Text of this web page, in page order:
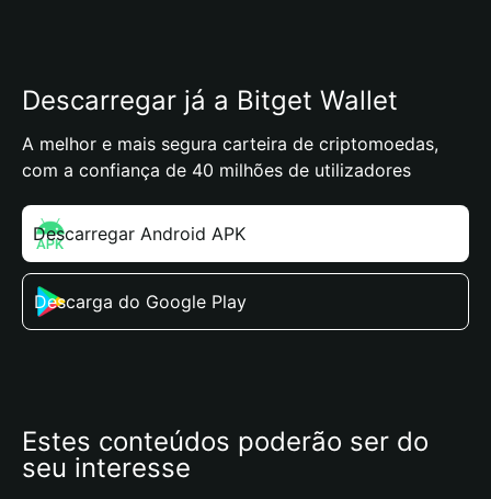
Descarregar já a Bitget Wallet
A melhor e mais segura carteira de criptomoedas,
com a confiança de 40 milhões de utilizadores
Descarregar Android APK
Descarga do Google Play
Estes conteúdos poderão ser do
seu interesse